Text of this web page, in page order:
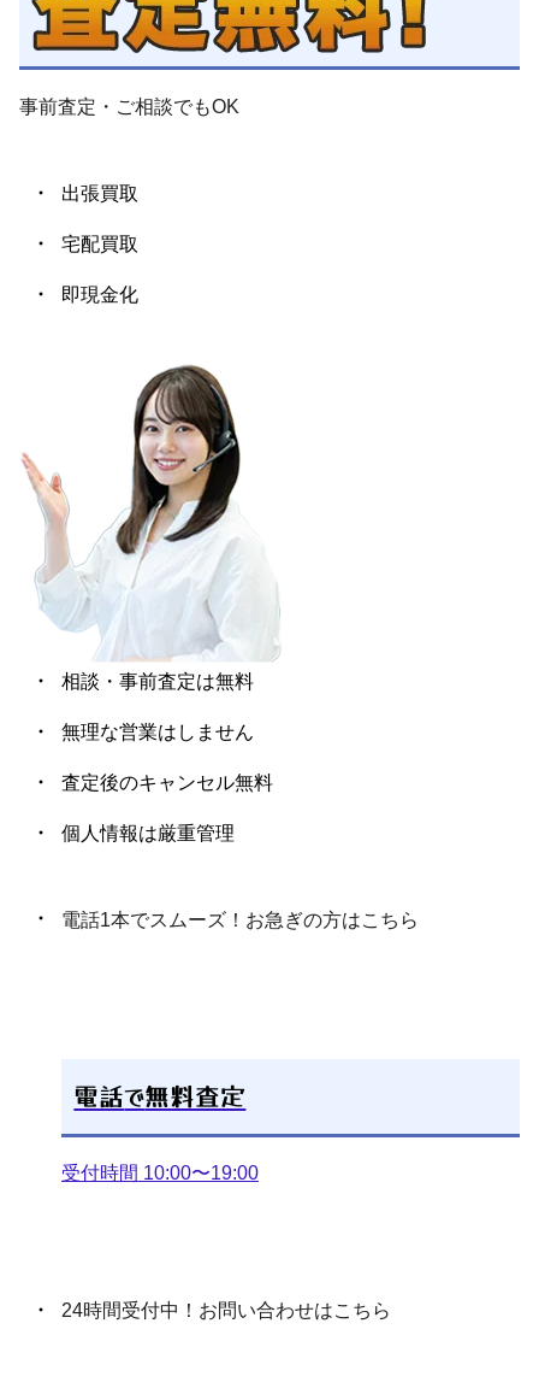
事前査定・ご相談でもOK
出張買取
宅配買取
即現金化
相談・事前査定は無料
無理な営業はしません
査定後のキャンセル無料
個人情報は厳重管理
電話1本でスムーズ！お急ぎの方はこちら
電話で無料査定
受付時間 10:00〜19:00
24時間受付中！お問い合わせはこちら